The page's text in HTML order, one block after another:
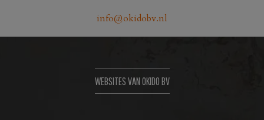
info@okidobv.nl
WEBSITES VAN OKIDO BV